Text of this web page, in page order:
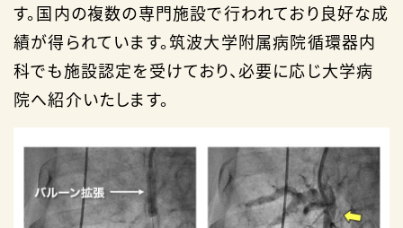
す。国内の複数の専門施設で行われており良好な成
績が得られています。筑波大学附属病院循環器内
科でも施設認定を受けており、必要に応じ大学病
院へ紹介いたします。